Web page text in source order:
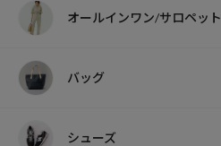
オールインワン/サロペット
バッグ
シューズ